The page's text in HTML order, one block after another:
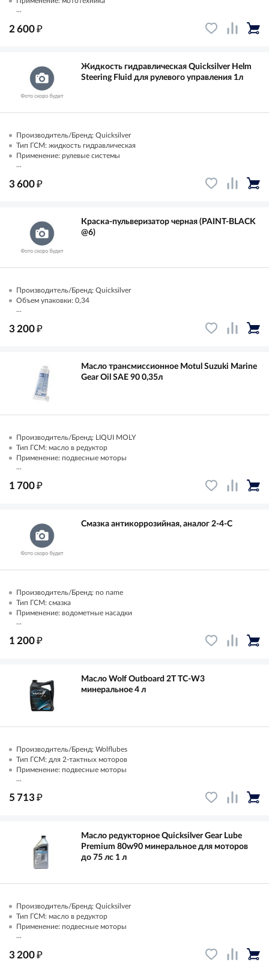
...
2 600₽
Жидкость гидравлическая Quicksilver Helm
Steering Fluid для рулевого управления 1л
Производитель/Бренд: Quicksilver
Тип ГСМ: жидкость гидравлическая
Применение: рулевые системы
...
3 600₽
Краска-пульверизатор черная (PAINT-BLACK
@6)
Производитель/Бренд: Quicksilver
Объем упаковки: 0,34
...
3 200₽
Масло трансмиссионное Motul Suzuki Marine
Gear Oil SAE 90 0,35л
Производитель/Бренд: LIQUI MOLY
Тип ГСМ: масло в редуктор
Применение: подвесные моторы
...
1 700₽
Смазка антикоррозийная, аналог 2-4-C
Производитель/Бренд: no name
Тип ГСМ: смазка
Применение: водометные насадки
...
1 200₽
Масло Wolf Outboard 2T TC-W3
минеральное 4 л
Производитель/Бренд: Wolflubes
Тип ГСМ: для 2-тактных моторов
Применение: подвесные моторы
...
5 713₽
Масло редукторное Quicksilver Gear Lube
Premium 80w90 минеральное для моторов
до 75 лс 1 л
Производитель/Бренд: Quicksilver
Тип ГСМ: масло в редуктор
Применение: подвесные моторы
...
3 200₽